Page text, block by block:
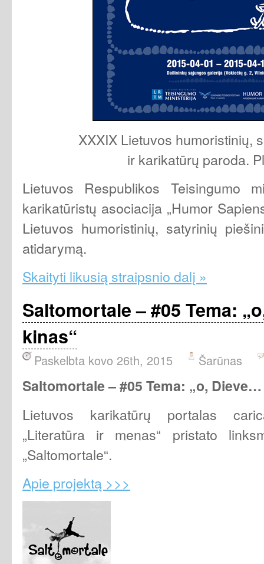
XXXIX Lietuvos humoristinių,
ir karikatūrų paroda.
Lietuvos Respublikos Teisingumo
karikatūristų asociacija „Humor
Lietuvos humoristinių, satyrinių
atidarymą.
Skaityti likusią straipsnio dalį »
Saltomortale – #05 Tema:
kinas“
Paskelbta kovo 26th, 2015 Šarūnas
Saltomortale – #05 Tema: „o,
Lietuvos karikatūrų portalas
„Literatūra ir menas“ pristato
„Saltomortale“.
Apie projektą >>>